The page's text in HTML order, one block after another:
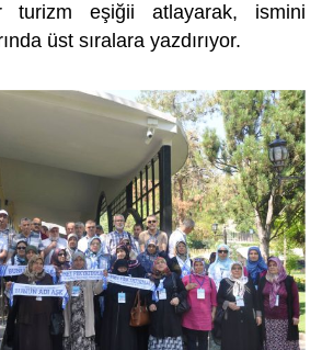
turizm eşiğii atlayarak, ismini
üst sıralara yazdırıyor.